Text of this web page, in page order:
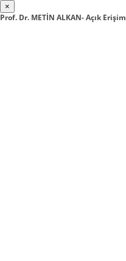
×
Prof. Dr. METİN ALKAN- Açık Erişim